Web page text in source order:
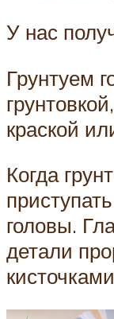
У нас
Грунтуем
краской
Когда
головы.
детали